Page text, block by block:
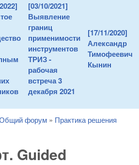
[03/10/2021]
Выявление
границ
применимости
инструментов
ТРИЗ -
рабочая
встреча 3
декабря 2021
[17/11/2020]
Александр
Тимофеевич
Кынин
форум » Практика решения
Guided